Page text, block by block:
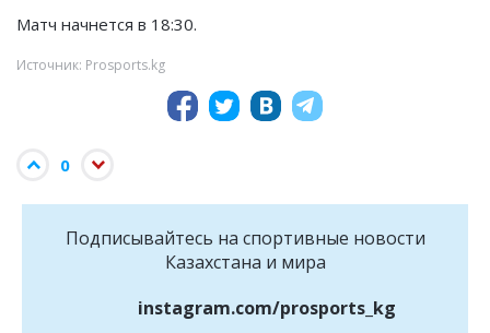
Матч начнется в 18:30.
Источник: Prosports.kg
0
Подписывайтесь на cпортивные новости
Казахстана и мира
instagram.com/prosports_kg